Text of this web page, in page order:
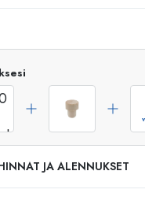
JA ALENNUKSET